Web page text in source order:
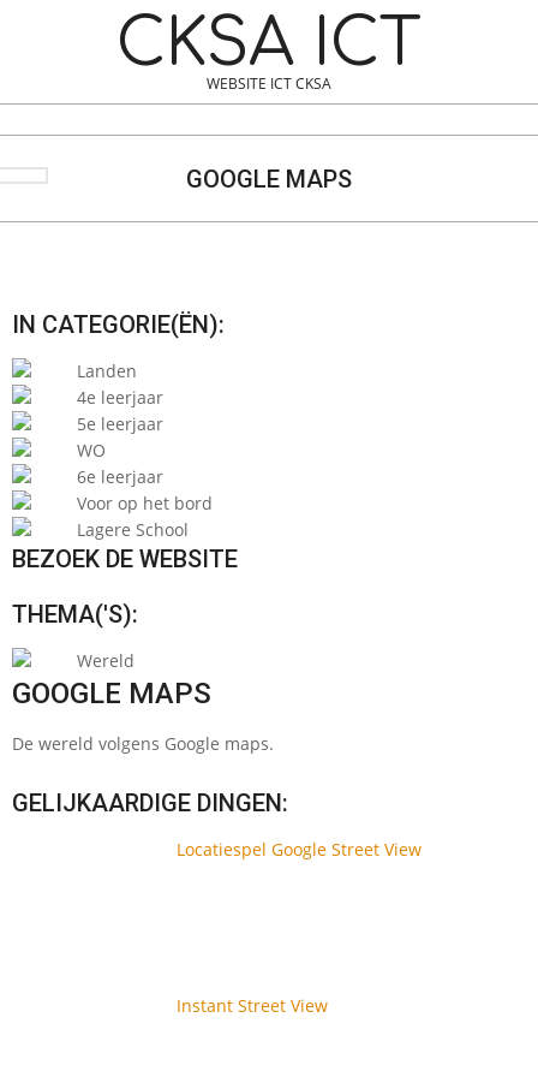
CKSA ICT
WEBSITE ICT CKSA
GOOGLE MAPS
IN CATEGORIE(ËN):
Landen
4e leerjaar
5e leerjaar
WO
6e leerjaar
Voor op het bord
Lagere School
BEZOEK DE WEBSITE
THEMA('S):
Wereld
GOOGLE MAPS
De wereld volgens Google maps.
GELIJKAARDIGE DINGEN:
Locatiespel Google Street View
Instant Street View